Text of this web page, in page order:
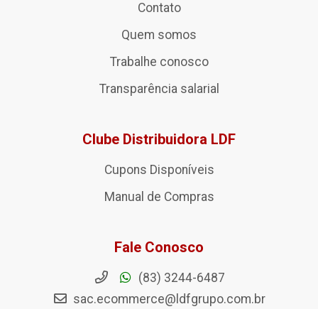
Contato
Quem somos
Trabalhe conosco
Transparência salarial
Clube Distribuidora LDF
Cupons Disponíveis
Manual de Compras
Fale Conosco
(83) 3244-6487
sac.ecommerce@ldfgrupo.com.br